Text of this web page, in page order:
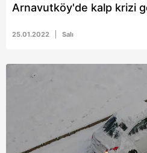
Arnavutköy'de kalp krizi
25.01.2022 Salı